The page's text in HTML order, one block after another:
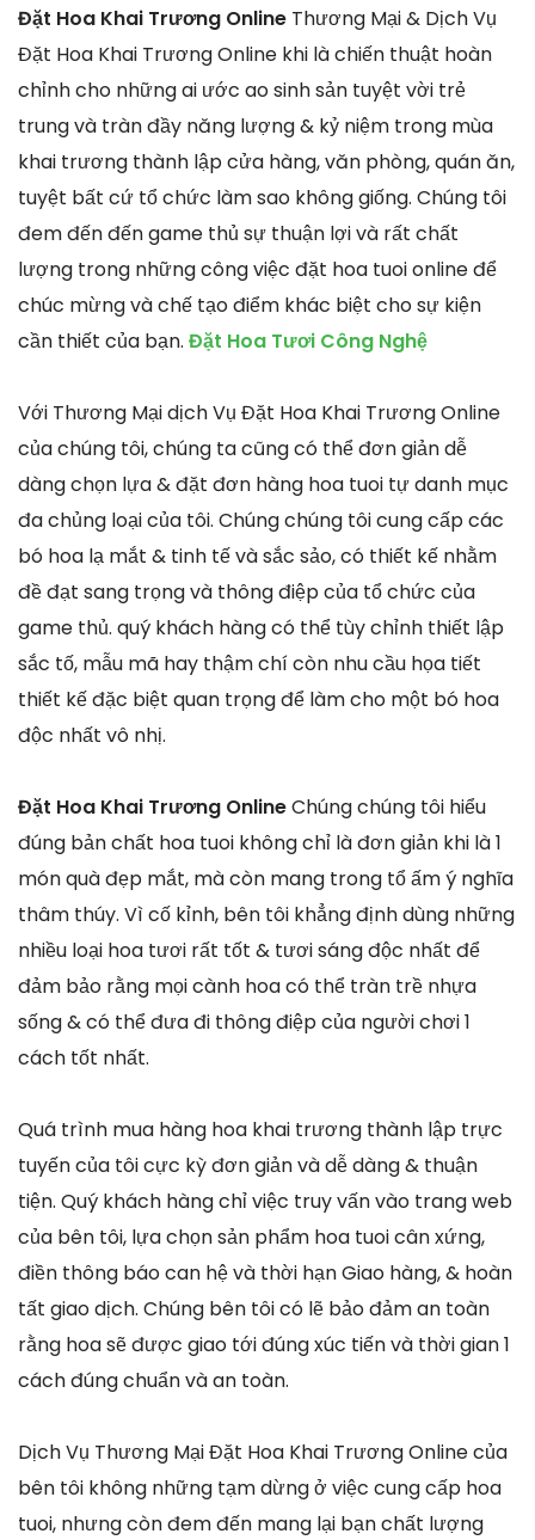
Đặt Hoa Khai Trương Online Thương Mại & Dịch Vụ
Đặt Hoa Khai Trương Online khi là chiến thuật hoàn
chỉnh cho những ai ước ao sinh sản tuyệt vời trẻ
trung và tràn đầy năng lượng & kỷ niệm trong mùa
khai trương thành lập cửa hàng, văn phòng, quán ăn,
tuyệt bất cứ tổ chức làm sao không giống. Chúng tôi
đem đến đến game thủ sự thuận lợi và rất chất
lượng trong những công việc đặt hoa tuoi online để
chúc mừng và chế tạo điểm khác biệt cho sự kiện
cần thiết của bạn. Đặt Hoa Tươi Công Nghệ
Với Thương Mại dịch Vụ Đặt Hoa Khai Trương Online
của chúng tôi, chúng ta cũng có thể đơn giản dễ
dàng chọn lựa & đặt đơn hàng hoa tuoi tự danh mục
đa chủng loại của tôi. Chúng chúng tôi cung cấp các
bó hoa lạ mắt & tinh tế và sắc sảo, có thiết kế nhằm
đề đạt sang trọng và thông điệp của tổ chức của
game thủ. quý khách hàng có thể tùy chỉnh thiết lập
sắc tố, mẫu mã hay thậm chí còn nhu cầu họa tiết
thiết kế đặc biệt quan trọng để làm cho một bó hoa
độc nhất vô nhị.
Đặt Hoa Khai Trương OnlineChúng chúng tôi hiểu
đúng bản chất hoa tuoi không chỉ là đơn giản khi là 1
món quà đẹp mắt, mà còn mang trong tổ ấm ý nghĩa
thâm thúy. Vì cố kỉnh, bên tôi khẳng định dùng những
nhiều loại hoa tươi rất tốt & tươi sáng độc nhất để
đảm bảo rằng mọi cành hoa có thể tràn trề nhựa
sống & có thể đưa đi thông điệp của người chơi 1
cách tốt nhất.
Quá trình mua hàng hoa khai trương thành lập trực
tuyến của tôi cực kỳ đơn giản và dễ dàng & thuận
tiện. Quý khách hàng chỉ việc truy vấn vào trang web
của bên tôi, lựa chọn sản phẩm hoa tuoi cân xứng,
điền thông báo can hệ và thời hạn Giao hàng, & hoàn
tất giao dịch. Chúng bên tôi có lẽ bảo đảm an toàn
rằng hoa sẽ được giao tới đúng xúc tiến và thời gian 1
cách đúng chuẩn và an toàn.
Dịch Vụ Thương Mại Đặt Hoa Khai Trương Online của
bên tôi không những tạm dừng ở việc cung cấp hoa
tuoi, nhưng còn đem đến mang lại bạn chất lượng